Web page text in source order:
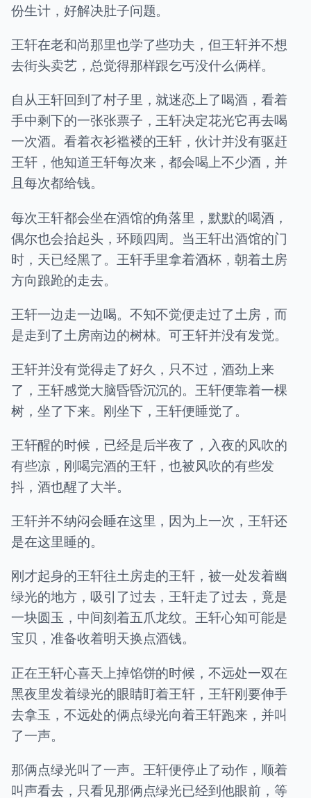
份生计，好解决肚子问题。
王轩在老和尚那里也学了些功夫，但王轩并不想
去街头卖艺，总觉得那样跟乞丐没什么俩样。
自从王轩回到了村子里，就迷恋上了喝酒，看着
手中剩下的一张张票子，王轩决定花光它再去喝
一次酒。看着衣衫褴褛的王轩，伙计并没有驱赶
王轩，他知道王轩每次来，都会喝上不少酒，并
且每次都给钱。
每次王轩都会坐在酒馆的角落里，默默的喝酒，
偶尔也会抬起头，环顾四周。当王轩出酒馆的门
时，天已经黑了。王轩手里拿着酒杯，朝着土房
方向踉跄的走去。
王轩一边走一边喝。不知不觉便走过了土房，而
是走到了土房南边的树林。可王轩并没有发觉。
王轩并没有觉得走了好久，只不过，酒劲上来
了，王轩感觉大脑昏昏沉沉的。王轩便靠着一棵
树，坐了下来。刚坐下，王轩便睡觉了。
王轩醒的时候，已经是后半夜了，入夜的风吹的
有些凉，刚喝完酒的王轩，也被风吹的有些发
抖，酒也醒了大半。
王轩并不纳闷会睡在这里，因为上一次，王轩还
是在这里睡的。
刚才起身的王轩往土房走的王轩，被一处发着幽
绿光的地方，吸引了过去，王轩走了过去，竟是
一块圆玉，中间刻着五爪龙纹。王轩心知可能是
宝贝，准备收着明天换点酒钱。
正在王轩心喜天上掉馅饼的时候，不远处一双在
黑夜里发着绿光的眼睛盯着王轩，王轩刚要伸手
去拿玉，不远处的俩点绿光向着王轩跑来，并叫
了一声。
那俩点绿光叫了一声。王轩便停止了动作，顺着
叫声看去，只看见那俩点绿光已经到他眼前，等